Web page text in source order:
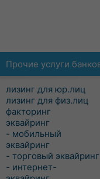
Прочие услуги
лизинг для юр.лиц
лизинг для физ.лиц
факторинг
эквайринг
- мобильный
эквайринг
- торговый эквайринг
- интернет-